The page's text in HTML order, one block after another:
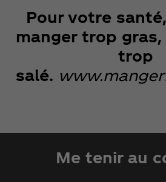
Pour votre
manger trop
trop
salé.
Me tenir au